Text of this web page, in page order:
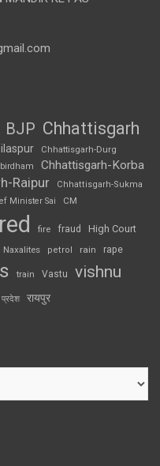
BJP Chhattisgarh
Chhattisgarh-Durg
Chhattisgarh-Korba
Raipur
Chhattisgarh-Sukma
Minister Sai CM
fire fraud High Court
Naxalites petrol rain rape
train Vastu vishnu
प्रदेश रायपुर